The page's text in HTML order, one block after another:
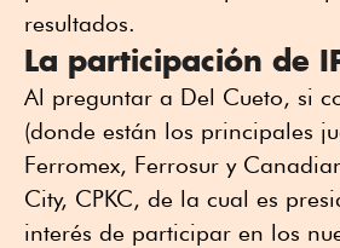
resultados.
La participación de
Al preguntar a Del Cueto, si
(donde están los principales
Ferromex, Ferrosur y
City, CPKC, de la cual es
interés de participar en los